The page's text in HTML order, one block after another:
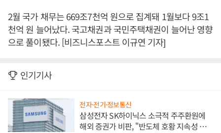
2월 국가 채무는 669조7천억 원으로 집계돼 1월보다 9조1
천억 원 늘어났다. 국고채권과 국민주택채권이 늘어난 영향
으로 풀이됐다. [비즈니스포스트 이규연 기자]
인기기사
전자·전기·정보통신
삼성전자 SK하이닉스 소극적 주주환원에
해외 증권가 비판, "반도체 호황 지속성 의